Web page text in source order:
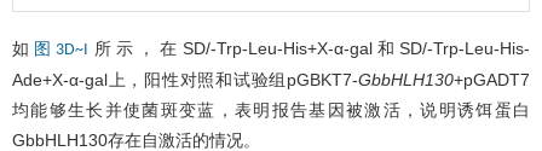
如 图3D~I 所示，在SD/-Trp-Leu-His+X-α-gal和SD/-Trp-Leu-His-
Ade+X-α-gal上，阳性对照和试验组pGBKT7-GbbHLH130+pGADT7
均能够生长并使菌斑变蓝，表明报告基因被激活，说明诱饵蛋白
GbbHLH130存在自激活的情况。